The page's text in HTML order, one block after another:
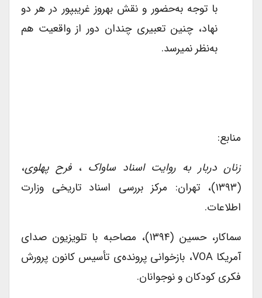
با توجه به‌حضور و نقش بهروز غریب­پور در هر دو
نهاد، چنین تعبیری چندان دور از واقعیت هم
به‌نظر نمی­رسد.
منابع:
زنان دربار به روایت اسناد ساواک، فرح پهلوی،
(۱۳۹۳)، تهران: مرکز بررسی اسناد تاریخی وزارت
اطلاعات.
سماکار، حسین (۱۳۹۴)، مصاحبه با تلویزیون صدای
آمریکا VOA، بازخوانی پرونده‌ی تأسیس کانون پرورش
فکری کودکان و نوجوانان.